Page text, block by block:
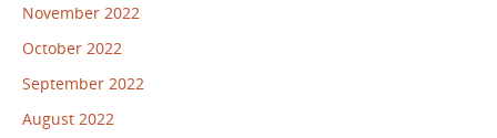
November 2022
October 2022
September 2022
August 2022